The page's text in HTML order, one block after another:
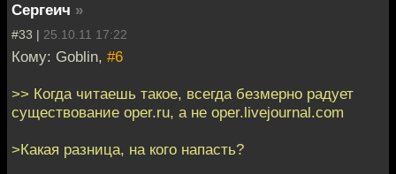
Сергеич »
#33 | 25.10.11 17:22
Кому: Goblin, #6
>> Когда читаешь такое, всегда безмерно радует
существование oper.ru, а не oper.livejournal.com
>Какая разница, на кого напасть?